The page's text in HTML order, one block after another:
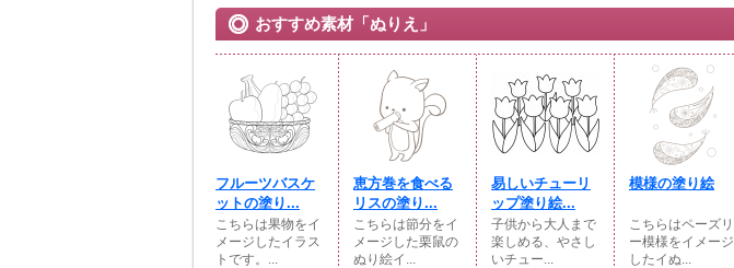
おすすめ素材「ぬりえ」
フルーツバスケ
ットの塗り...
こちらは果物をイ
メージしたイラス
トです。...
恵方巻を食べる
リスの塗り...
こちらは節分をイ
メージした栗鼠の
ぬり絵イ...
易しいチューリ
ップ塗り絵...
子供から大人まで
楽しめる、やさし
いチュー...
模様の塗り絵
こちらはペーズリ
ー模様をイメージ
したイぬ...